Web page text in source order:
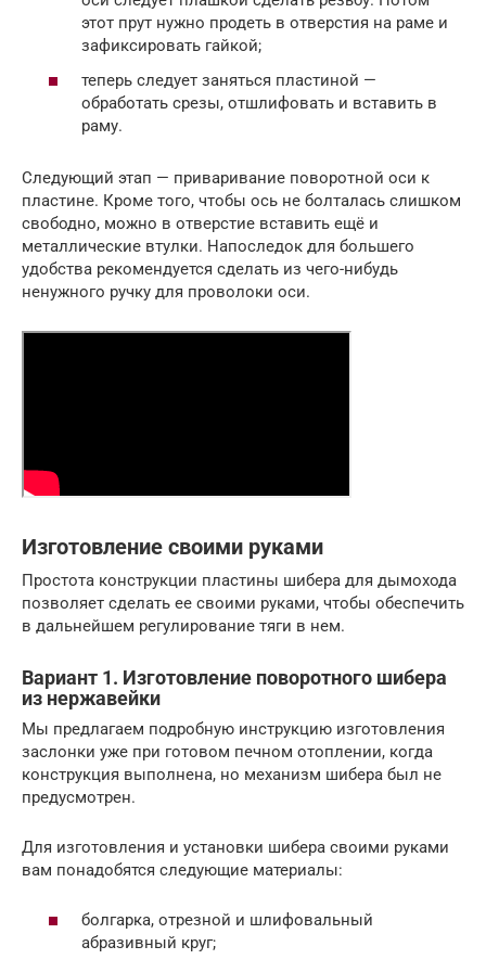
этот прут нужно продеть в отверстия на раме и
зафиксировать гайкой;
теперь следует заняться пластиной —
обработать срезы, отшлифовать и вставить в
раму.
Следующий этап — приваривание поворотной оси к
пластине. Кроме того, чтобы ось не болталась слишком
свободно, можно в отверстие вставить ещё и
металлические втулки. Напоследок для большего
удобства рекомендуется сделать из чего-нибудь
ненужного ручку для проволоки оси.
Изготовление своими руками
Простота конструкции пластины шибера для дымохода
позволяет сделать ее своими руками, чтобы обеспечить
в дальнейшем регулирование тяги в нем.
Вариант 1. Изготовление поворотного шибера
из нержавейки
Мы предлагаем подробную инструкцию изготовления
заслонки уже при готовом печном отоплении, когда
конструкция выполнена, но механизм шибера был не
предусмотрен.
Для изготовления и установки шибера своими руками
вам понадобятся следующие материалы:
болгарка, отрезной и шлифовальный
абразивный круг;